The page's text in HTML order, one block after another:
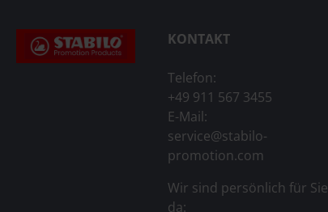
KONTAKT
Telefon:
+49 911 567 3455
E-Mail:
service@stabilo-
promotion.com
Wir sind persönlich für Sie
da: